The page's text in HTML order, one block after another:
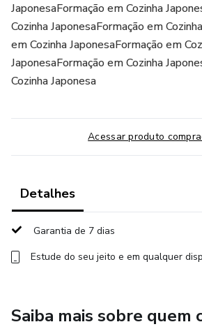
JaponesaFormação em Cozinha
Cozinha JaponesaFormação em
em Cozinha JaponesaFormação em
JaponesaFormação em Cozinha
Cozinha Japonesa
Acessar produto
Detalhes
Garantia de 7 dias
Estude do seu jeito e em qualquer
Saiba mais sobre quem